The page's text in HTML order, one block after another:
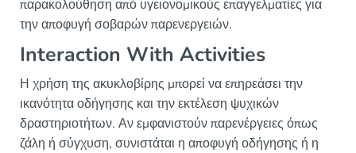
παρακολούθηση από υγειονομικούς επαγγελματίες για
την αποφυγή σοβαρών παρενεργειών.
Interaction With Activities
Η χρήση της ακυκλοβίρης μπορεί να επηρεάσει την
ικανότητα οδήγησης και την εκτέλεση ψυχικών
δραστηριοτήτων. Αν εμφανιστούν παρενέργειες όπως
ζάλη ή σύγχυση, συνιστάται η αποφυγή οδήγησης ή η